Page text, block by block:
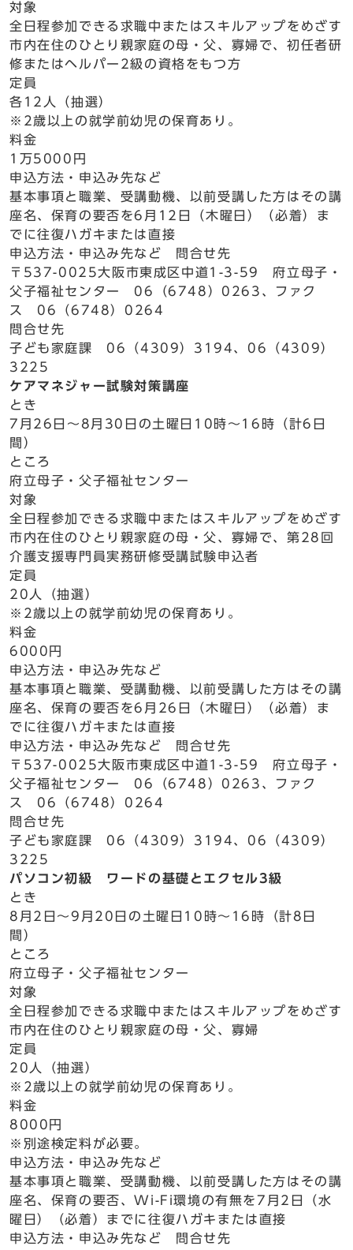
対象
全日程参加できる求職中またはスキルアップをめざす
市内在住のひとり親家庭の母・父、寡婦で、初任者研
修またはヘルパー2級の資格をもつ方
定員
各12人（抽選）
※2歳以上の就学前幼児の保育あり。
料金
1万5000円
申込方法・申込み先など
基本事項と職業、受講動機、以前受講した方はその講
座名、保育の要否を6月12日（木曜日）（必着）ま
でに往復ハガキまたは直接
申込方法・申込み先など 問合せ先
〒537-0025大阪市東成区中道1-3-59 府立母子・
父子福祉センター 06（6748）0263、ファク
ス 06（6748）0264
問合せ先
子ども家庭課 06（4309）3194、06（4309）
3225
ケアマネジャー試験対策講座
とき
7月26日～8月30日の土曜日10時～16時（計6日
間）
ところ
府立母子・父子福祉センター
対象
全日程参加できる求職中またはスキルアップをめざす
市内在住のひとり親家庭の母・父、寡婦で、第28回
介護支援専門員実務研修受講試験申込者
定員
20人（抽選）
※2歳以上の就学前幼児の保育あり。
料金
6000円
申込方法・申込み先など
基本事項と職業、受講動機、以前受講した方はその講
座名、保育の要否を6月26日（木曜日）（必着）ま
でに往復ハガキまたは直接
申込方法・申込み先など 問合せ先
〒537-0025大阪市東成区中道1-3-59 府立母子・
父子福祉センター 06（6748）0263、ファク
ス 06（6748）0264
問合せ先
子ども家庭課 06（4309）3194、06（4309）
3225
パソコン初級 ワードの基礎とエクセル3級
とき
8月2日～9月20日の土曜日10時～16時（計8日
間）
ところ
府立母子・父子福祉センター
対象
全日程参加できる求職中またはスキルアップをめざす
市内在住のひとり親家庭の母・父、寡婦
定員
20人（抽選）
※2歳以上の就学前幼児の保育あり。
料金
8000円
※別途検定料が必要。
申込方法・申込み先など
基本事項と職業、受講動機、以前受講した方はその講
座名、保育の要否、Wi-Fi環境の有無を7月2日（水
曜日）（必着）までに往復ハガキまたは直接
申込方法・申込み先など 問合せ先